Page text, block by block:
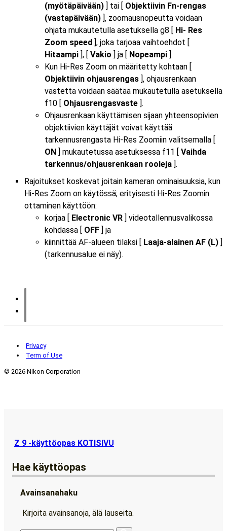
(myötäpäivään) ] tai [ Objektiivin Fn-rengas
(vastapäivään) ], zoomausnopeutta voidaan
ohjata mukautetulla asetuksella g8 [ Hi- Res
Zoom speed ], joka tarjoaa vaihtoehdot [
Hitaampi ], [ Vakio ] ja [ Nopeampi ].
Kun Hi-Res Zoom on määritetty kohtaan [
Objektiivin ohjausrengas ], ohjausrenkaan
vastetta voidaan säätää mukautetulla asetuksella
f10 [ Ohjausrengasvaste ].
Ohjausrenkaan käyttämisen sijaan yhteensopivien
objektiivien käyttäjät voivat käyttää
tarkennusrengasta Hi-Res Zoomiin valitsemalla [
ON ] mukautetussa asetuksessa f11 [ Vaihda
tarkennus/ohjausrenkaan rooleja ].
Rajoitukset koskevat joitain kameran ominaisuuksia, kun
Hi-Res Zoom on käytössä; erityisesti Hi-Res Zoomin
ottaminen käyttöön:
korjaa [ Electronic VR ] videotallennusvalikossa
kohdassa [ OFF ] ja
kiinnittää AF-alueen tilaksi [ Laaja-alainen AF (L) ]
(tarkennusalue ei näy).
Privacy
Term of Use
© 2026 Nikon Corporation
Z 9 -käyttöopas KOTISIVU
Hae käyttöopas
Avainsanahaku
Kirjoita avainsanoja, älä lauseita.